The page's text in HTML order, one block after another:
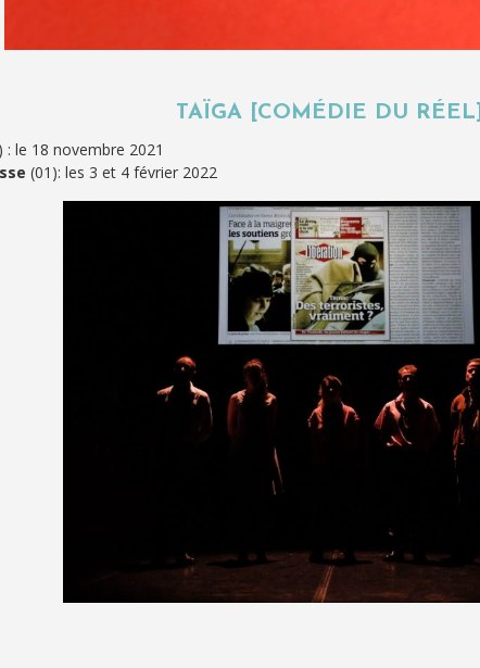
TAÏGA [COMÉDIE DU RÉEL]
: le 18 novembre 2021
(01): les 3 et 4 février 2022